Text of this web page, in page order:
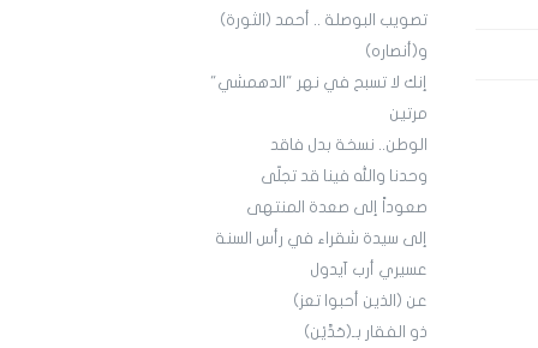
تصويب البوصلة .. أحمد (الثورة)
و(أنصاره)
إنك لا تسبح في نهر "الدهمشي"
مرتين
الوطن.. نسخة بدل فاقد
وحدنا والله فينا قد تجلّى
صعوداً إلى صعدة المنتهى
إلى سيدة شقراء في رأس السنة
عسيري أرب آيدول
عن (الذين أحبوا تعز)
ذو الفقار بـ(حَدَّيْن)